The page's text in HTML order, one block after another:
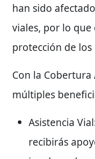
han sido
viales, por lo que
protección de los
Con la
múltiples
Asistencia Vial
recibirás